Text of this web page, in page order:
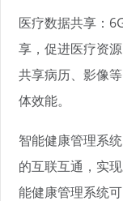
医疗数据共享：
享，促进医疗资
共享病历、影像
体效能。
智能健康管理系
的互联互通，实
能健康管理系统